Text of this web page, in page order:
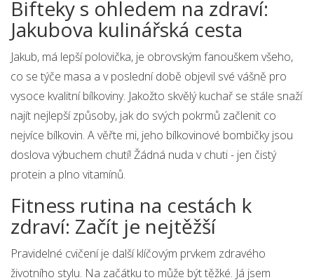
Bifteky s ohledem na zdraví:
Jakubova kulinářská cesta
Jakub, má lepší polovička, je obrovským fanouškem všeho,
co se týče masa a v poslední době objevil své vášně pro
vysoce kvalitní bílkoviny. Jakožto skvělý kuchař se stále snaží
najít nejlepší způsoby, jak do svých pokrmů začlenit co
nejvíce bílkovin. A věřte mi, jeho bílkovinové bombičky jsou
doslova výbuchem chutí! Žádná nuda v chuti - jen čistý
protein a plno vitamínů.
Fitness rutina na cestách k
zdraví: Začít je nejtěžší
Pravidelné cvičení je další klíčovým prvkem zdravého
životního stylu. Na začátku to může být těžké. Já jsem